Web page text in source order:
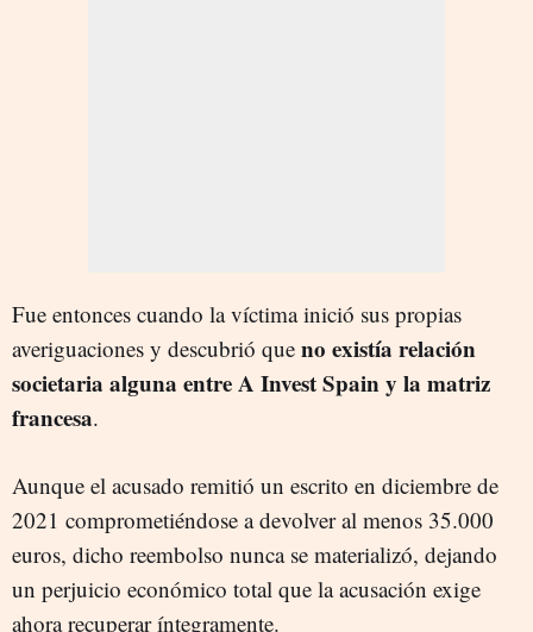
Fue entonces cuando la víctima inició sus propias
averiguaciones y descubrió que no existía relación
societaria alguna entre A Invest Spain y la matriz
francesa.
Aunque el acusado remitió un escrito en diciembre de
2021 comprometiéndose a devolver al menos 35.000
euros, dicho reembolso nunca se materializó, dejando
un perjuicio económico total que la acusación exige
ahora recuperar íntegramente.